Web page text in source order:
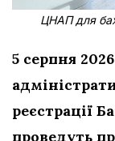
ЦНАП для
5 серпня
реєстрації
проведуть